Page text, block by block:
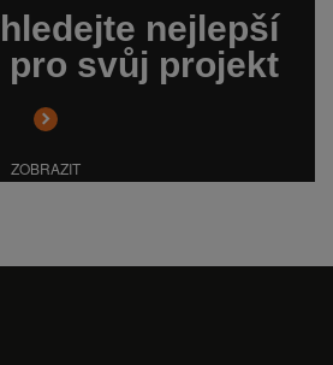
nejlepší
pro svůj projekt
ZOBRAZIT